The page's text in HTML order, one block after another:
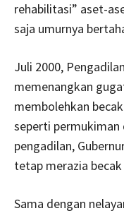
rehabilitasi” aset-
saja umurnya
Juli 2000,
memenangkan
membolehkan
seperti permukiman
pengadilan,
tetap merazia
Sama dengan